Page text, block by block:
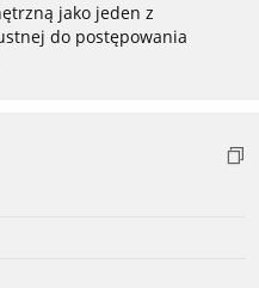
jako jeden z
do postępowania